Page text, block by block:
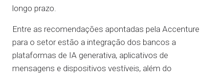
longo prazo.
Entre as recomendações apontadas pela Accenture
para o setor estão a integração dos bancos a
plataformas de IA generativa, aplicativos de
mensagens e dispositivos vestíveis, além do